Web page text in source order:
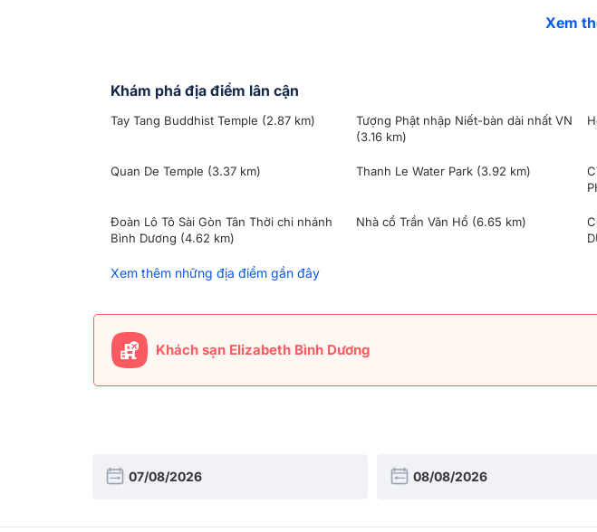
Xem
Khám phá địa điểm lân cận
Tay Tang Buddhist Temple (2.87 km)
Tượng Phật nhập Niết-bàn dài nhất VN
(3.16 km)
Quan De Temple (3.37 km) Thanh Le Water Park (3.92 km)
Đoàn Lô Tô Sài Gòn Tân Thời chi nhánh
Bình Dương (4.62 km)
Nhà cổ Trần Văn Hổ (6.65 km)
Xem thêm những địa điểm gần đây
Khách sạn Elizabeth Bình Dương